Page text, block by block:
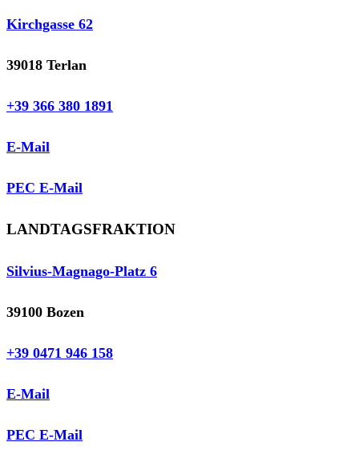
Kirchgasse 62
39018 Terlan
+39 366 380 1891
E-Mail
PEC E-Mail
LANDTAGSFRAKTION
Silvius-Magnago-Platz 6
39100 Bozen
+39 0471 946 158
E-Mail
PEC E-Mail